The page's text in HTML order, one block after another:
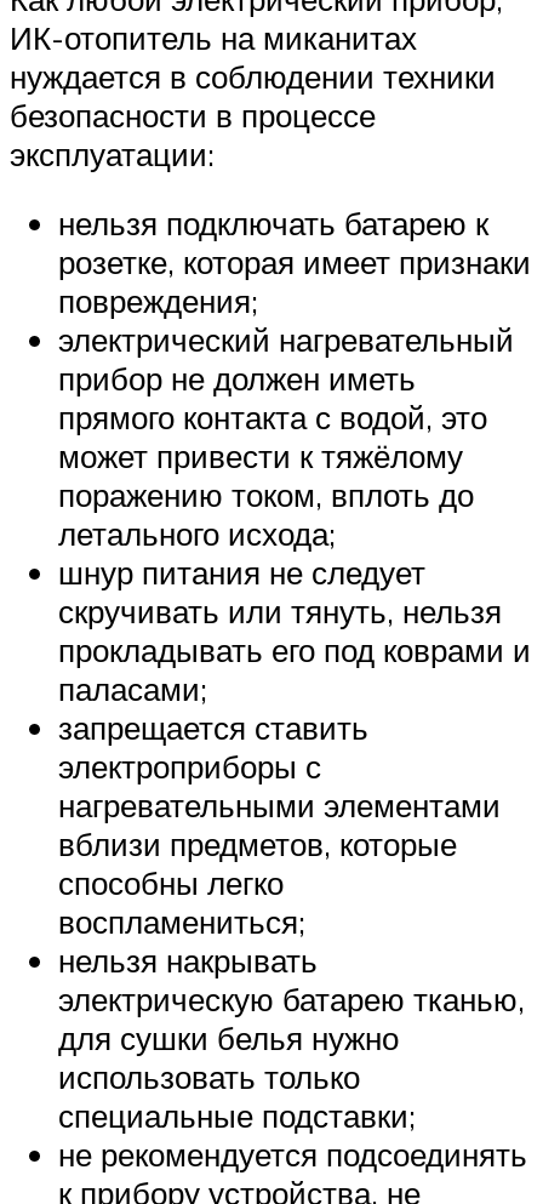
ИК-отопитель на миканитах
нуждается в соблюдении техники
безопасности в процессе
эксплуатации:
нельзя подключать батарею к
розетке, которая имеет признаки
повреждения;
электрический нагревательный
прибор не должен иметь
прямого контакта с водой, это
может привести к тяжёлому
поражению током, вплоть до
летального исхода;
шнур питания не следует
скручивать или тянуть, нельзя
прокладывать его под коврами и
паласами;
запрещается ставить
электроприборы с
нагревательными элементами
вблизи предметов, которые
способны легко
воспламениться;
нельзя накрывать
электрическую батарею тканью,
для сушки белья нужно
использовать только
специальные подставки;
не рекомендуется подсоединять
к прибору устройства, не